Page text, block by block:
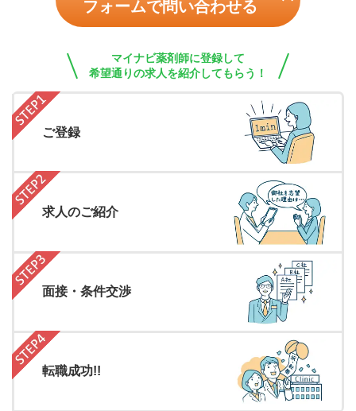
フォームで問い合わせる
マイナビ薬剤師に登録して
希望通りの求人を紹介してもらう！
ご登録
求人のご紹介
面接・条件交渉
転職成功!!